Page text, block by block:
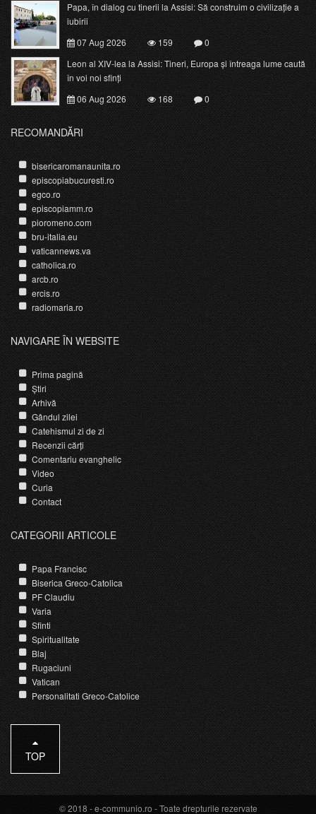
Papa, în dialog cu tinerii la Assisi: Să construim o civilizație a
iubirii
07 Aug 2026
159
0
Leon al XIV-lea la Assisi: Tineri, Europa și întreaga lume caută
în voi noi sfinți
06 Aug 2026
168 0
RECOMANDĂRI
bisericaromanaunita.ro
episcopiabucuresti.ro
egco.ro
episcopiamm.ro
pioromeno.com
bru-italia.eu
vaticannews.va
catholica.ro
arcb.ro
ercis.ro
radiomaria.ro
NAVIGARE ÎN WEBSITE
Prima pagină
Știri
Arhivă
Gândul zilei
Catehismul zi de zi
Recenzii cărți
Comentariu evanghelic
Video
Curia
Contact
CATEGORII ARTICOLE
Papa Francisc
Biserica Greco-Catolica
PF Claudiu
Varia
Sfinti
Spiritualitate
Blaj
Rugaciuni
Vatican
Personalitati Greco-Catolice
TOP
© 2018 -e-communio.ro - Toate drepturile rezervate